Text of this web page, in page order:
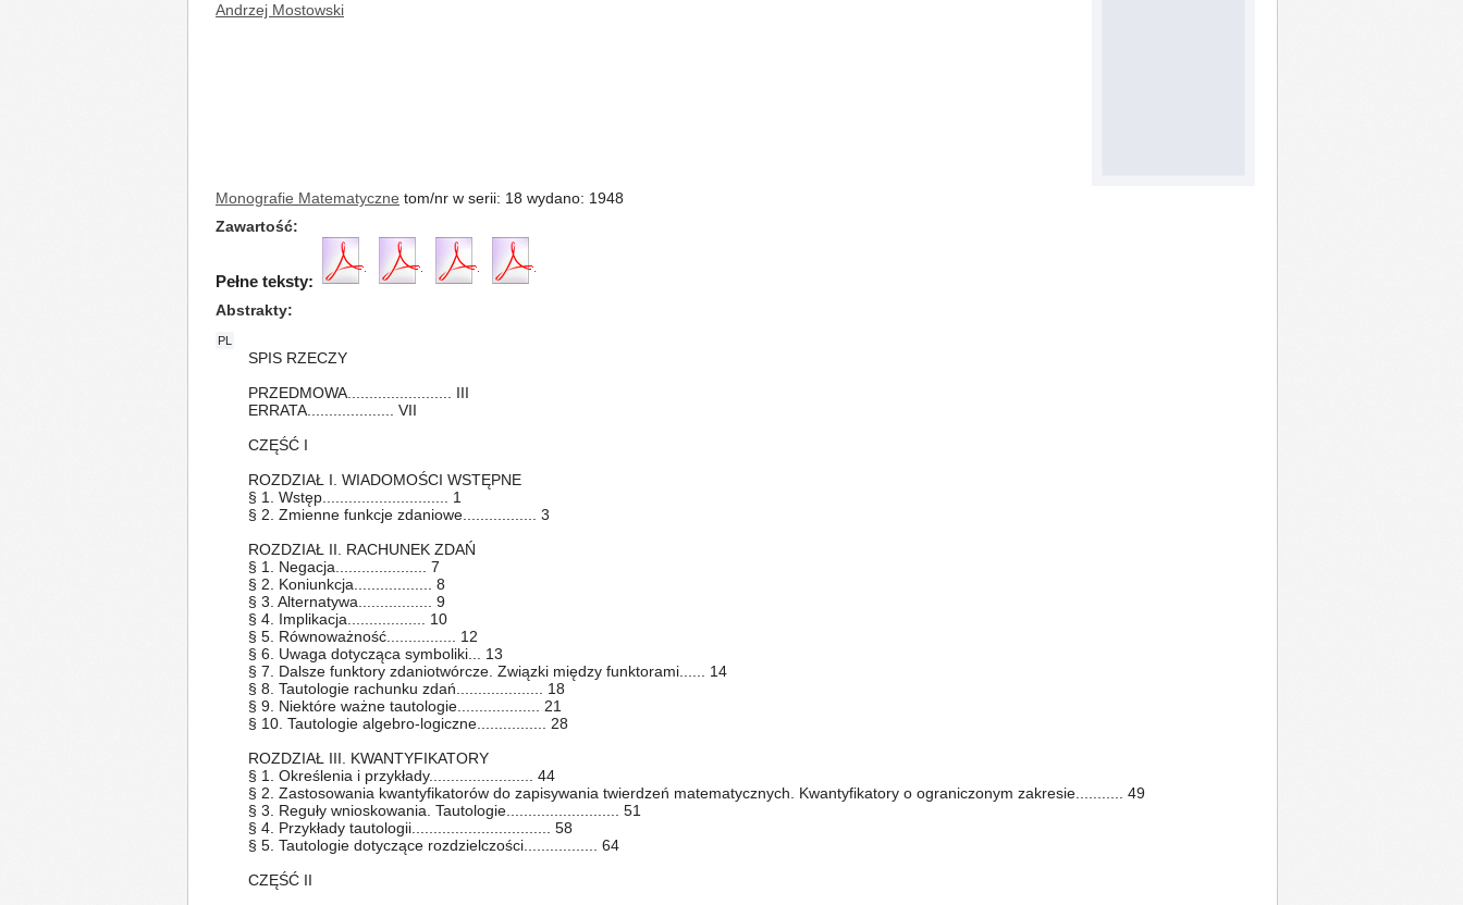
Andrzej Mostowski
Monografie Matematyczne tom/nr w serii: 18 wydano: 1948
Zawartość
Pełne teksty:
Abstrakty
PL
SPIS RZECZY
PRZEDMOWA........................ III
ERRATA.................... VII
CZĘŚĆ I
ROZDZIAŁ I. WIADOMOŚCI WSTĘPNE
§ 1. Wstęp............................. 1
§ 2. Zmienne funkcje zdaniowe................. 3
ROZDZIAŁ II. RACHUNEK ZDAŃ
§ 1. Negacja..................... 7
§ 2. Koniunkcja.................. 8
§ 3. Alternatywa................. 9
§ 4. Implikacja.................. 10
§ 5. Równoważność................ 12
§ 6. Uwaga dotycząca symboliki... 13
§ 7. Dalsze funktory zdaniotwórcze. Związki między funktorami...... 14
§ 8. Tautologie rachunku zdań.................... 18
§ 9. Niektóre ważne tautologie................... 21
§ 10. Tautologie algebro-logiczne................ 28
ROZDZIAŁ III. KWANTYFIKATORY
§ 1. Określenia i przykłady........................ 44
§ 2. Zastosowania kwantyfikatorów do zapisywania twierdzeń matematycznych. Kwantyfikatory o ograniczonym zakresie........... 49
§ 3. Reguły wnioskowania. Tautologie.......................... 51
§ 4. Przykłady tautologii................................ 58
§ 5. Tautologie dotyczące rozdzielczości................. 64
CZĘŚĆ II